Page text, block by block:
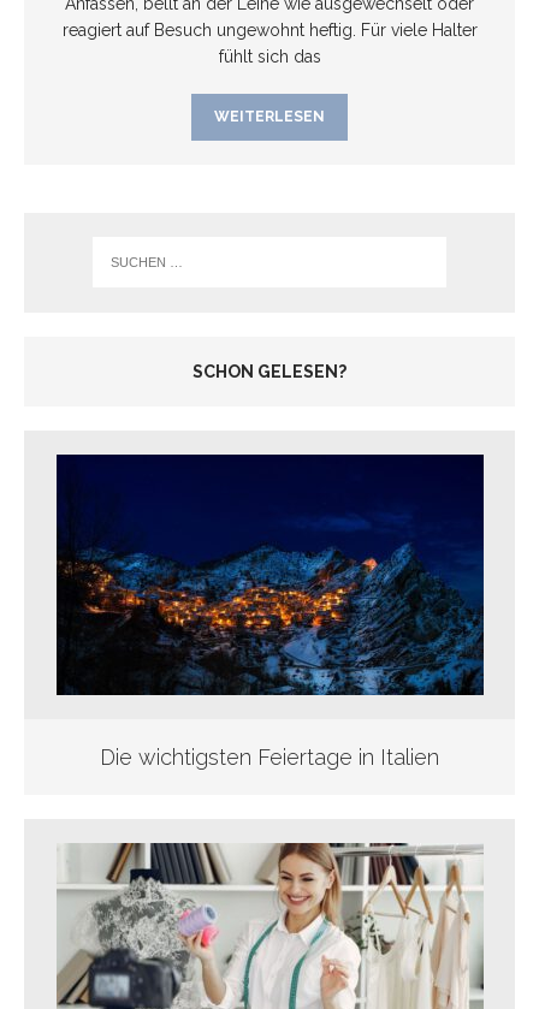
reagiert auf Besuch ungewohnt heftig. Für viele Halter
fühlt sich das
WEITERLESEN
SCHON GELESEN?
Die wichtigsten Feiertage in Italien